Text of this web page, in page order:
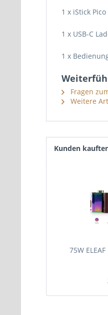
1 x iStick
1 x USB-C
1 x
Fragen
Weitere
Kunden
75W